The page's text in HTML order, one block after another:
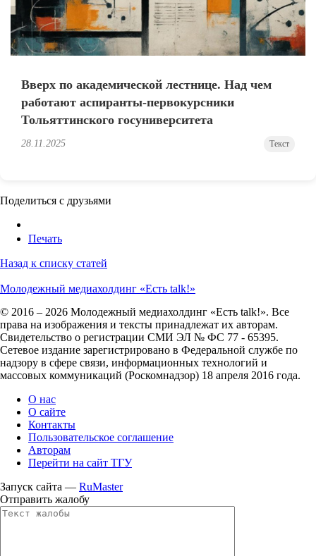
Вверх по академической лестнице. Над чем
работают аспиранты-первокурсники
Тольяттинского госуниверситета
28.11.2025 Текст
Поделиться с друзьями
Печать
Назад к списку статей
Молодежный медиахолдинг «Есть talk!»
© 2016 – 2026 Молодежный медиахолдинг «Есть talk!». Все
права на изображения и тексты принадлежат их авторам.
Свидетельство о регистрации СМИ ЭЛ № ФС 77 - 65395.
Сетевое издание зарегистрировано в Федеральной службе по
надзору в сфере связи, информационных технологий и
массовых коммуникаций (Роскомнадзор) 18 апреля 2016 года.
О нас
О сайте
Контакты
Пользовательское соглашение
Авторам
Перейти на сайт ТГУ
Запуск сайта — RuMaster
Отправить жалобу